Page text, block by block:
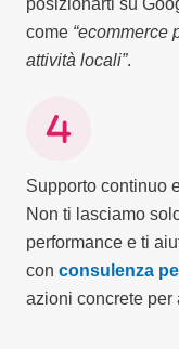
come “ecommerce
attività locali”.
Supporto continuo
Non ti lasciamo
performance e ti
con consulenza
azioni concrete per